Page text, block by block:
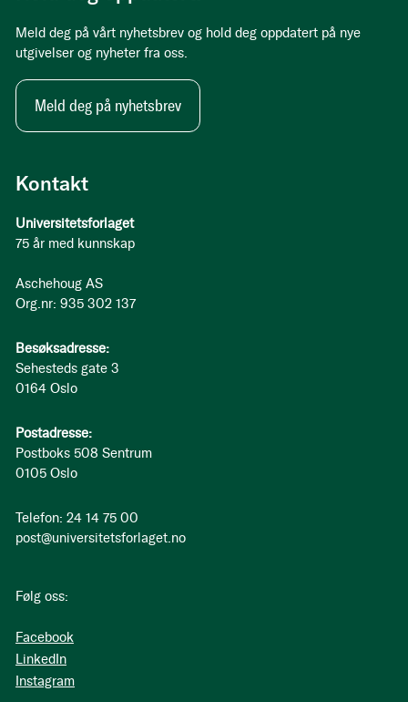
Kontakt
Universitetsforlaget
75 år med kunnskap
Aschehoug AS
Org.nr: 935 302 137
Besøksadresse:
Sehesteds gate 3
0164 Oslo
Postadresse:
Postboks 508 Sentrum
0105 Oslo
Telefon: 24 14 75 00
post@universitetsforlaget.no
Følg oss:
Facebook
LinkedIn
Instagram
Meld deg på vårt nyhetsbrev og hold deg oppdatert på nye
utgivelser og nyheter fra oss.
Meld deg på nyhetsbrev